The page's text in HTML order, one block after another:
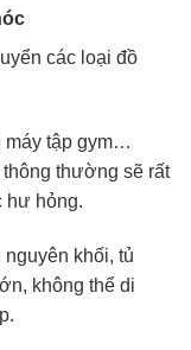
các loại đồ
máy tập gym…
thường sẽ rất
hư hỏng.
khối, tủ
không thể di